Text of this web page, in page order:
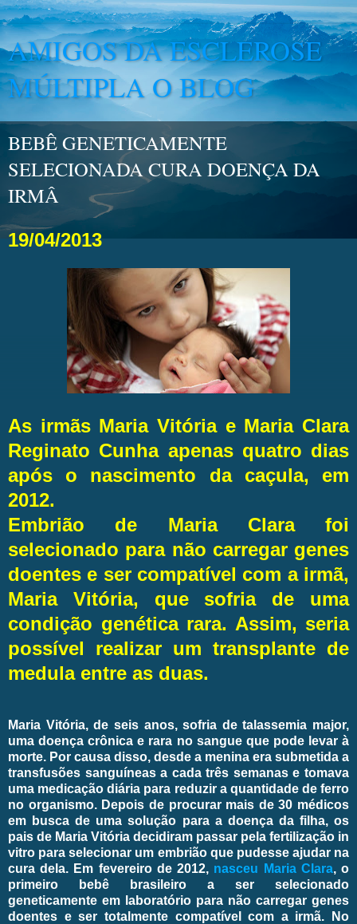
AMIGOS DA ESCLEROSE
MÚLTIPLA O BLOG
BEBÊ GENETICAMENTE
SELECIONADA CURA DOENÇA DA
IRMÂ
19/04/2013
As irmãs Maria Vitória e Maria Clara
Reginato Cunha apenas quatro dias
após o nascimento da caçula, em
2012.
Embrião de Maria Clara foi
selecionado para não carregar genes
doentes e ser compatível com a irmã,
Maria Vitória, que sofria de uma
condição genética rara. Assim, seria
possível realizar um transplante de
medula entre as duas.
Maria Vitória, de seis anos, sofria de talassemia major,
uma doença crônica e rara no sangue que pode levar à
morte. Por causa disso, desde a menina era submetida a
transfusões sanguíneas a cada três semanas e tomava
uma medicação diária para reduzir a quantidade de ferro
no organismo. Depois de procurar mais de 30 médicos
em busca de uma solução para a doença da filha, os
pais de Maria Vitória decidiram passar pela fertilização in
vitro para selecionar um embrião que pudesse ajudar na
cura dela. Em fevereiro de 2012, nasceu Maria Clara, o
primeiro bebê brasileiro a ser selecionado
geneticamente em laboratório para não carregar genes
doentes e ser totalmente compatível com a irmã. No